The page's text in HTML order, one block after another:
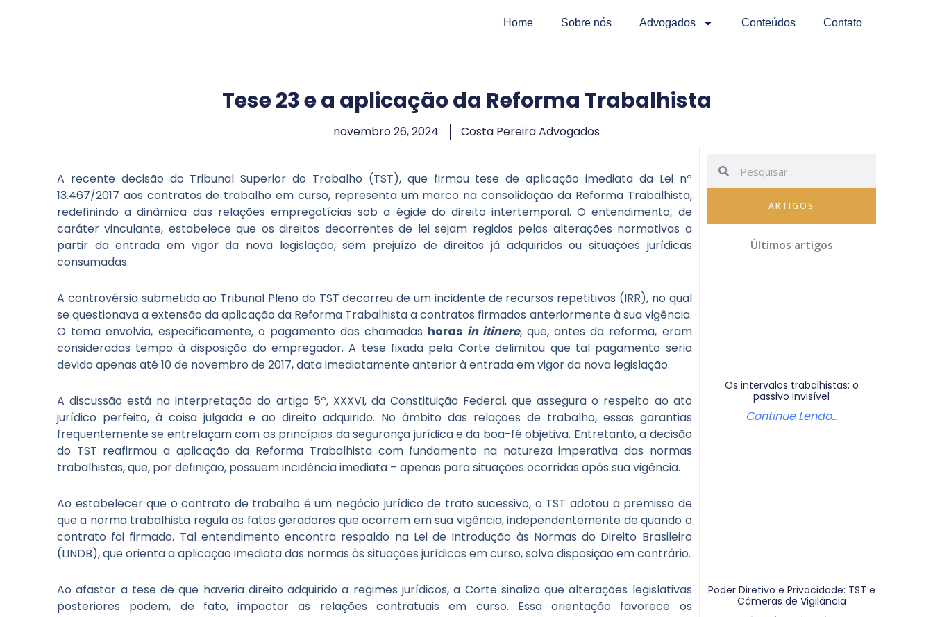
Home Sobre nós Advogados Conteúdos Contato
Tese 23 e a aplicação da Reforma Trabalhista
novembro 26, 2024 Costa Pereira Advogados
A recente decisão do Tribunal Superior do Trabalho (TST), que firmou tese de aplicação imediata da Lei nº
13.467/2017 aos contratos de trabalho em curso, representa um marco na consolidação da Reforma Trabalhista,
redefinindo a dinâmica das relações empregatícias sob a égide do direito intertemporal. O entendimento, de
caráter vinculante, estabelece que os direitos decorrentes de lei sejam regidos pelas alterações normativas a
partir da entrada em vigor da nova legislação, sem prejuízo de direitos já adquiridos ou situações jurídicas
consumadas.
A controvérsia submetida ao Tribunal Pleno do TST decorreu de um incidente de recursos repetitivos (IRR), no qual
se questionava a extensão da aplicação da Reforma Trabalhista a contratos firmados anteriormente à sua vigência.
O tema envolvia, especificamente, o pagamento das chamadas horas in itinere, que, antes da reforma, eram
consideradas tempo à disposição do empregador. A tese fixada pela Corte delimitou que tal pagamento seria
devido apenas até 10 de novembro de 2017, data imediatamente anterior à entrada em vigor da nova legislação.
A discussão está na interpretação do artigo 5º, XXXVI, da Constituição Federal, que assegura o respeito ao ato
jurídico perfeito, à coisa julgada e ao direito adquirido. No âmbito das relações de trabalho, essas garantias
frequentemente se entrelaçam com os princípios da segurança jurídica e da boa-fé objetiva. Entretanto, a decisão
do TST reafirmou a aplicação da Reforma Trabalhista com fundamento na natureza imperativa das normas
trabalhistas, que, por definição, possuem incidência imediata – apenas para situações ocorridas após sua vigência.
Ao estabelecer que o contrato de trabalho é um negócio jurídico de trato sucessivo, o TST adotou a premissa de
que a norma trabalhista regula os fatos geradores que ocorrem em sua vigência, independentemente de quando o
contrato foi firmado. Tal entendimento encontra respaldo na Lei de Introdução às Normas do Direito Brasileiro
(LINDB), que orienta a aplicação imediata das normas às situações jurídicas em curso, salvo disposição em contrário.
Ao afastar a tese de que haveria direito adquirido a regimes jurídicos, a Corte sinaliza que alterações legislativas
posteriores podem, de fato, impactar as relações contratuais em curso. Essa orientação favorece os
ARTIGOS
Os intervalos trabalhistas: o
passivo invisível
Continue Lendo...
Poder Diretivo e Privacidade: TST e
Câmeras de Vigilância
Últimos artigos